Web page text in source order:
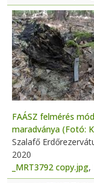
FAÁSZ felmérés
maradványa (Fotó:
Szalafő
2020
_MRT3792 copy.jpg,